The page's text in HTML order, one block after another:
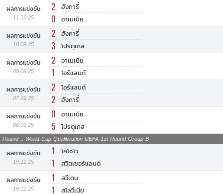
ผลการแข่งขัน
11.10.25
2 ฮังการี่
0 อาเมเนีย
ผลการแข่งขัน
10.09.25
2 ฮังการี่
3 โปรตุเกส
ผลการแข่งขัน
09.09.25
2 อาเมเนีย
1 ไอร์แลนด์
ผลการแข่งขัน
07.09.25
2 ไอร์แลนด์
2 ฮังการี่
ผลการแข่งขัน
06.09.25
0 อาเมเนีย
5 โปรตุเกส
Round :: World Cup Qualification UEFA 1st Round Group B
ผลการแข่งขัน
19.11.25
1 โคโซโว
1 สวิตเซอร์แลนด์
ผลการแข่งขัน
19.11.25
1 สวีเดน
1 สโลวีเนีย